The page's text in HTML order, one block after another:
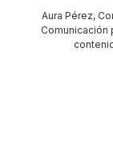
Aura Pérez,
Comunicación